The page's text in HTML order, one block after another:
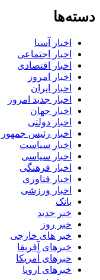
دسته‌ها
اخبار آسیا
اخبار اجتماعی
اخبار اقتصادی
اخبار امروز
اخبار ایران
اخبار جدید امروز
اخبار جهان
اخبار دولتی
اخبار رئیس جمهور
اخبار سیاست
اخبار سیاسی
اخبار فرهنگی
اخبار فناوری
اخبار ورزشی
بانک
خبر جدید
خبر روز
خبر های خارجی
خبرهای آفریقا
خبرهای آمریکا
خبرهای اروپا